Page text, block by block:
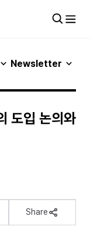
Newsletter
도입 논의와
Share